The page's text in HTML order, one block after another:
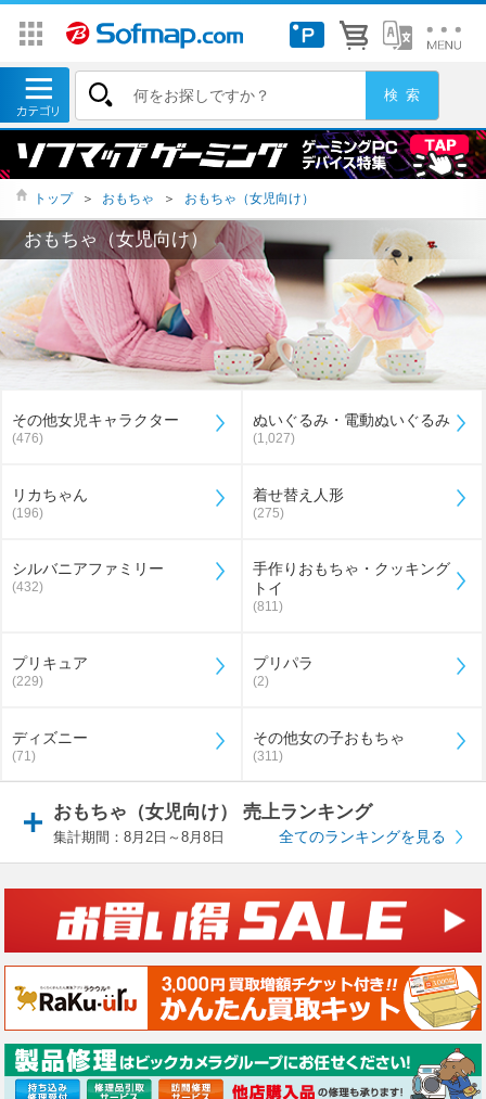
トップ ＞ おもちゃ ＞ おもちゃ（女児向け）
おもちゃ（女児向け）
その他女児キャラクター
(476)
ぬいぐるみ・電動ぬいぐるみ
(1,027)
リカちゃん
(196)
着せ替え人形
(275)
シルバニアファミリー
(432)
手作りおもちゃ・クッキング
トイ
(811)
プリキュア
(229)
プリパラ
(2)
ディズニー
(71)
その他女の子おもちゃ
(311)
おもちゃ（女児向け） 売上ランキング
集計期間：8月2日～8月8日 全てのランキングを見る